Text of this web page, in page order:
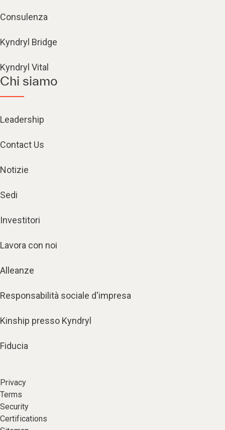
Consulenza
Kyndryl Bridge
Kyndryl Vital
Chi siamo
Leadership
Contact Us
Notizie
Sedi
Investitori
Lavora con noi
Alleanze
Responsabilità sociale d'impresa
Kinship presso Kyndryl
Fiducia
Privacy
Terms
Security
Certifications